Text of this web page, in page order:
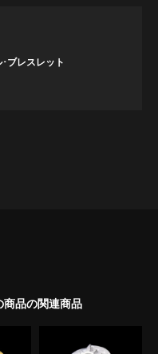
ブレスレット
商品の関連商品